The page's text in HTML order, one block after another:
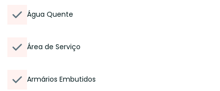
Água Quente
Área de Serviço
Armários Embutidos